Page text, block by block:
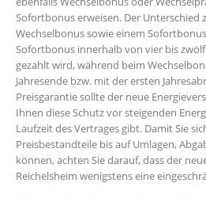
Sofortbonus erweisen. Der Unterschied
Wechselbonus sowie einem
Sofortbonus innerhalb von vier bis
gezahlt wird, während beim
Jahresende bzw. mit der ersten
Preisgarantie sollte der neue
Ihnen diese Schutz vor steigenden
Laufzeit des Vertrages gibt. Damit Sie
Preisbestandteile bis auf Umlagen,
können, achten Sie darauf, dass der
Reichelsheim wenigstens eine